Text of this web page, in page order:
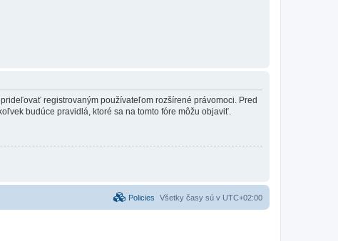
registrovaným používateľom rozšírené právomoci. Pred
budúce pravidlá, ktoré sa na tomto fóre môžu objaviť.
Všetky časy sú v UTC+02:00
Policies